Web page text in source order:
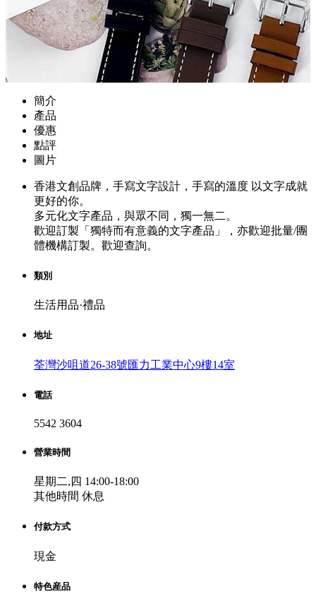
簡介
產品
優惠
點評
圖片
香港文創品牌，手寫文字設計，手寫的溫度 以文字成就
更好的你。
多元化文字產品，與眾不同，獨一無二。
歡迎訂製「獨特而有意義的文字產品」，亦歡迎批量/團
體機構訂製。歡迎查詢。
類別
生活用品·禮品
地址
荃灣沙咀道26-38號匯力工業中心9樓14室
電話
5542 3604
營業時間
星期二,四 14:00-18:00
其他時間 休息
付款方式
現金
特色産品